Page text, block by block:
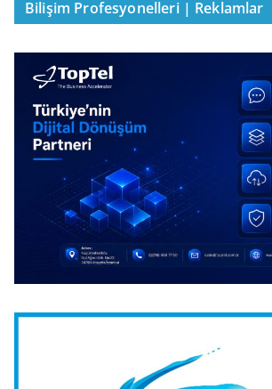
Bilişim Profesyonelleri | Reklamlar